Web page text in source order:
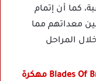
كما أن إتمام
معداتهم مما
المراحل